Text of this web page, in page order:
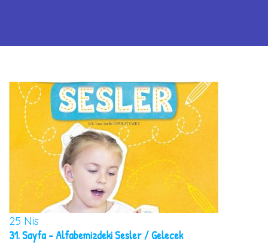
25 Nis
31. Sayfa – Alfabemizdeki Sesler / Gelecek